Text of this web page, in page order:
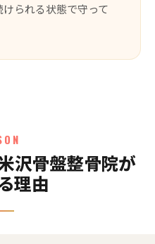
られる状態で守って
沢骨盤整骨院が
理由